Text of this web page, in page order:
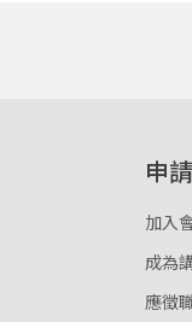
申請
加入
成為
應徵